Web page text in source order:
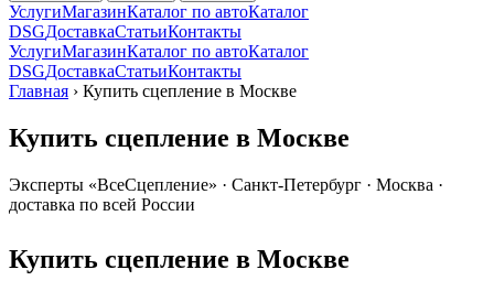
УслугиМагазинКаталог по автоКаталог
DSGДоставкаСтатьиКонтакты
УслугиМагазинКаталог по автоКаталог
DSGДоставкаСтатьиКонтакты
Главная › Купить сцепление в Москве
Купить сцепление в Москве
Эксперты «ВсеСцепление» · Санкт-Петербург · Москва ·
доставка по всей России
Купить сцепление в Москве